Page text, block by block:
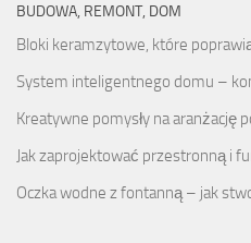
BUDOWA, REMONT, DOM
Bloki keramzytowe, które
System inteligentnego domu –
Kreatywne pomysły na aranżację
Jak zaprojektować przestronną i
Oczka wodne z fontanną – jak